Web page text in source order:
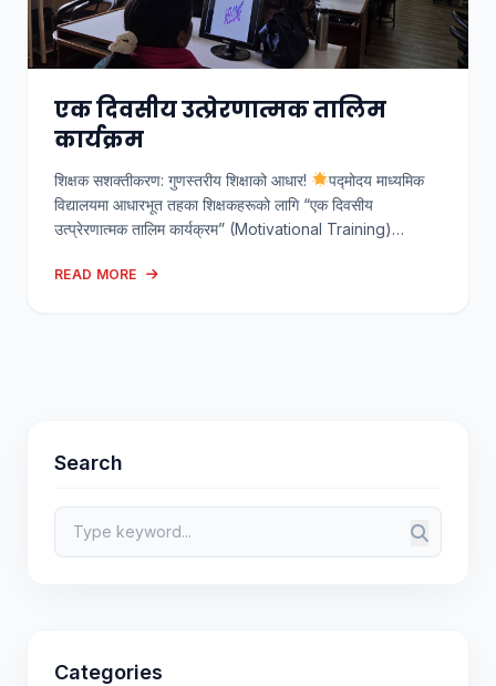
एक दिवसीय उत्प्रेरणात्मक तालिम
कार्यक्रम
शिक्षक सशक्तीकरण: गुणस्तरीय शिक्षाको आधार!
पद्मोदय माध्यमिक
विद्यालयमा आधारभूत तहका शिक्षकहरूको लागि “एक दिवसीय
उत्प्रेरणात्मक तालिम कार्यक्रम” (Motivational Training)
शिक्षकहरूलाई समयसापेक्ष शिक्षण विधि, प्रविधि र उत्प्रेरणा प्रदान गर्नु
READ MORE
Search
Categories